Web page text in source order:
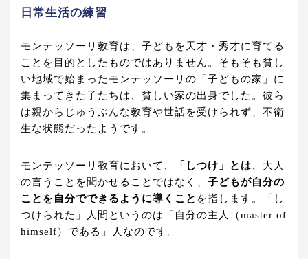
日常生活の練習
モンテッソーリ教育は、子どもを天才・秀才に育てる
ことを目的としたものではありません。そもそも貧し
い地域で始まったモンテッソーリの「子どもの家」に
集まってきた子たちは、貧しい家の出身でした。彼ら
は親からじゅうぶんな教育や世話を受けられず、不衛
生な状態だったようです。
モンテッソーリ教育において、 「しつけ」とは 、大人
の言うことを聞かせることではなく、 子どもが自分の
ことを自分でできるように導くこと を指します。「し
つけられた」人間というのは「自分の主人（master of
himself）である」人なのです。